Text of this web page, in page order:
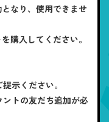
なり、使用できませ
入してください。
示ください。
トの友だち追加が必